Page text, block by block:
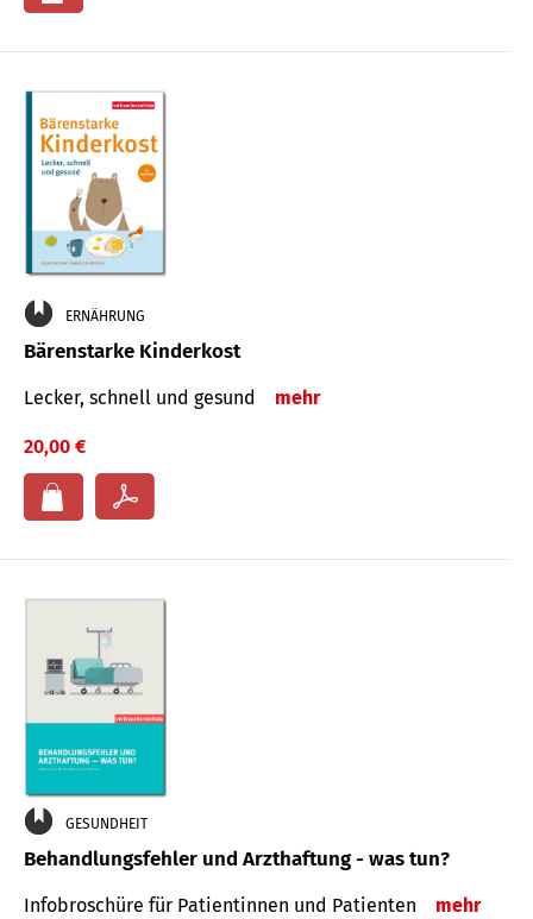
ERNÄHRUNG
Bärenstarke Kinderkost
Lecker, schnell und gesund mehr
20,00 €
GESUNDHEIT
Behandlungsfehler und Arzthaftung - was tun?
Infobroschüre für Patientinnen und Patienten mehr